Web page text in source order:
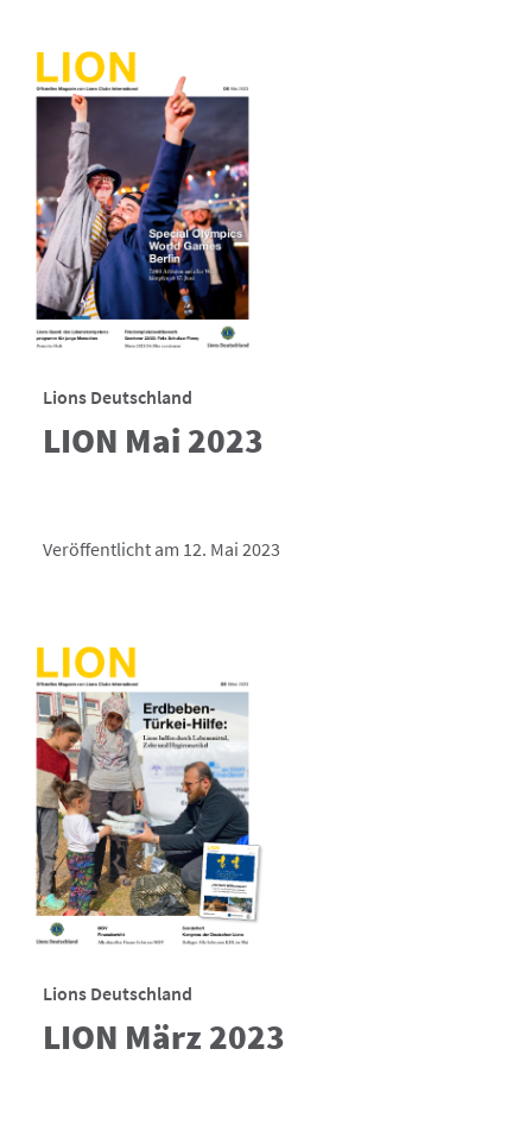
Lions Deutschland
LION Mai 2023
Veröffentlicht am 12. Mai 2023
Lions Deutschland
LION März 2023